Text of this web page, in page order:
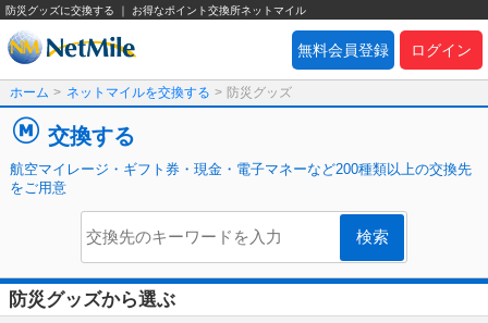
防災グッズに交換する ｜ お得なポイント交換所ネットマイル
ログイン
無料会員登録
ホーム > ネットマイルを交換する > 防災グッズ
交換する
航空マイレージ・ギフト券・現金・電子マネーなど200種類以上の交換先
をご用意
防災グッズから選ぶ